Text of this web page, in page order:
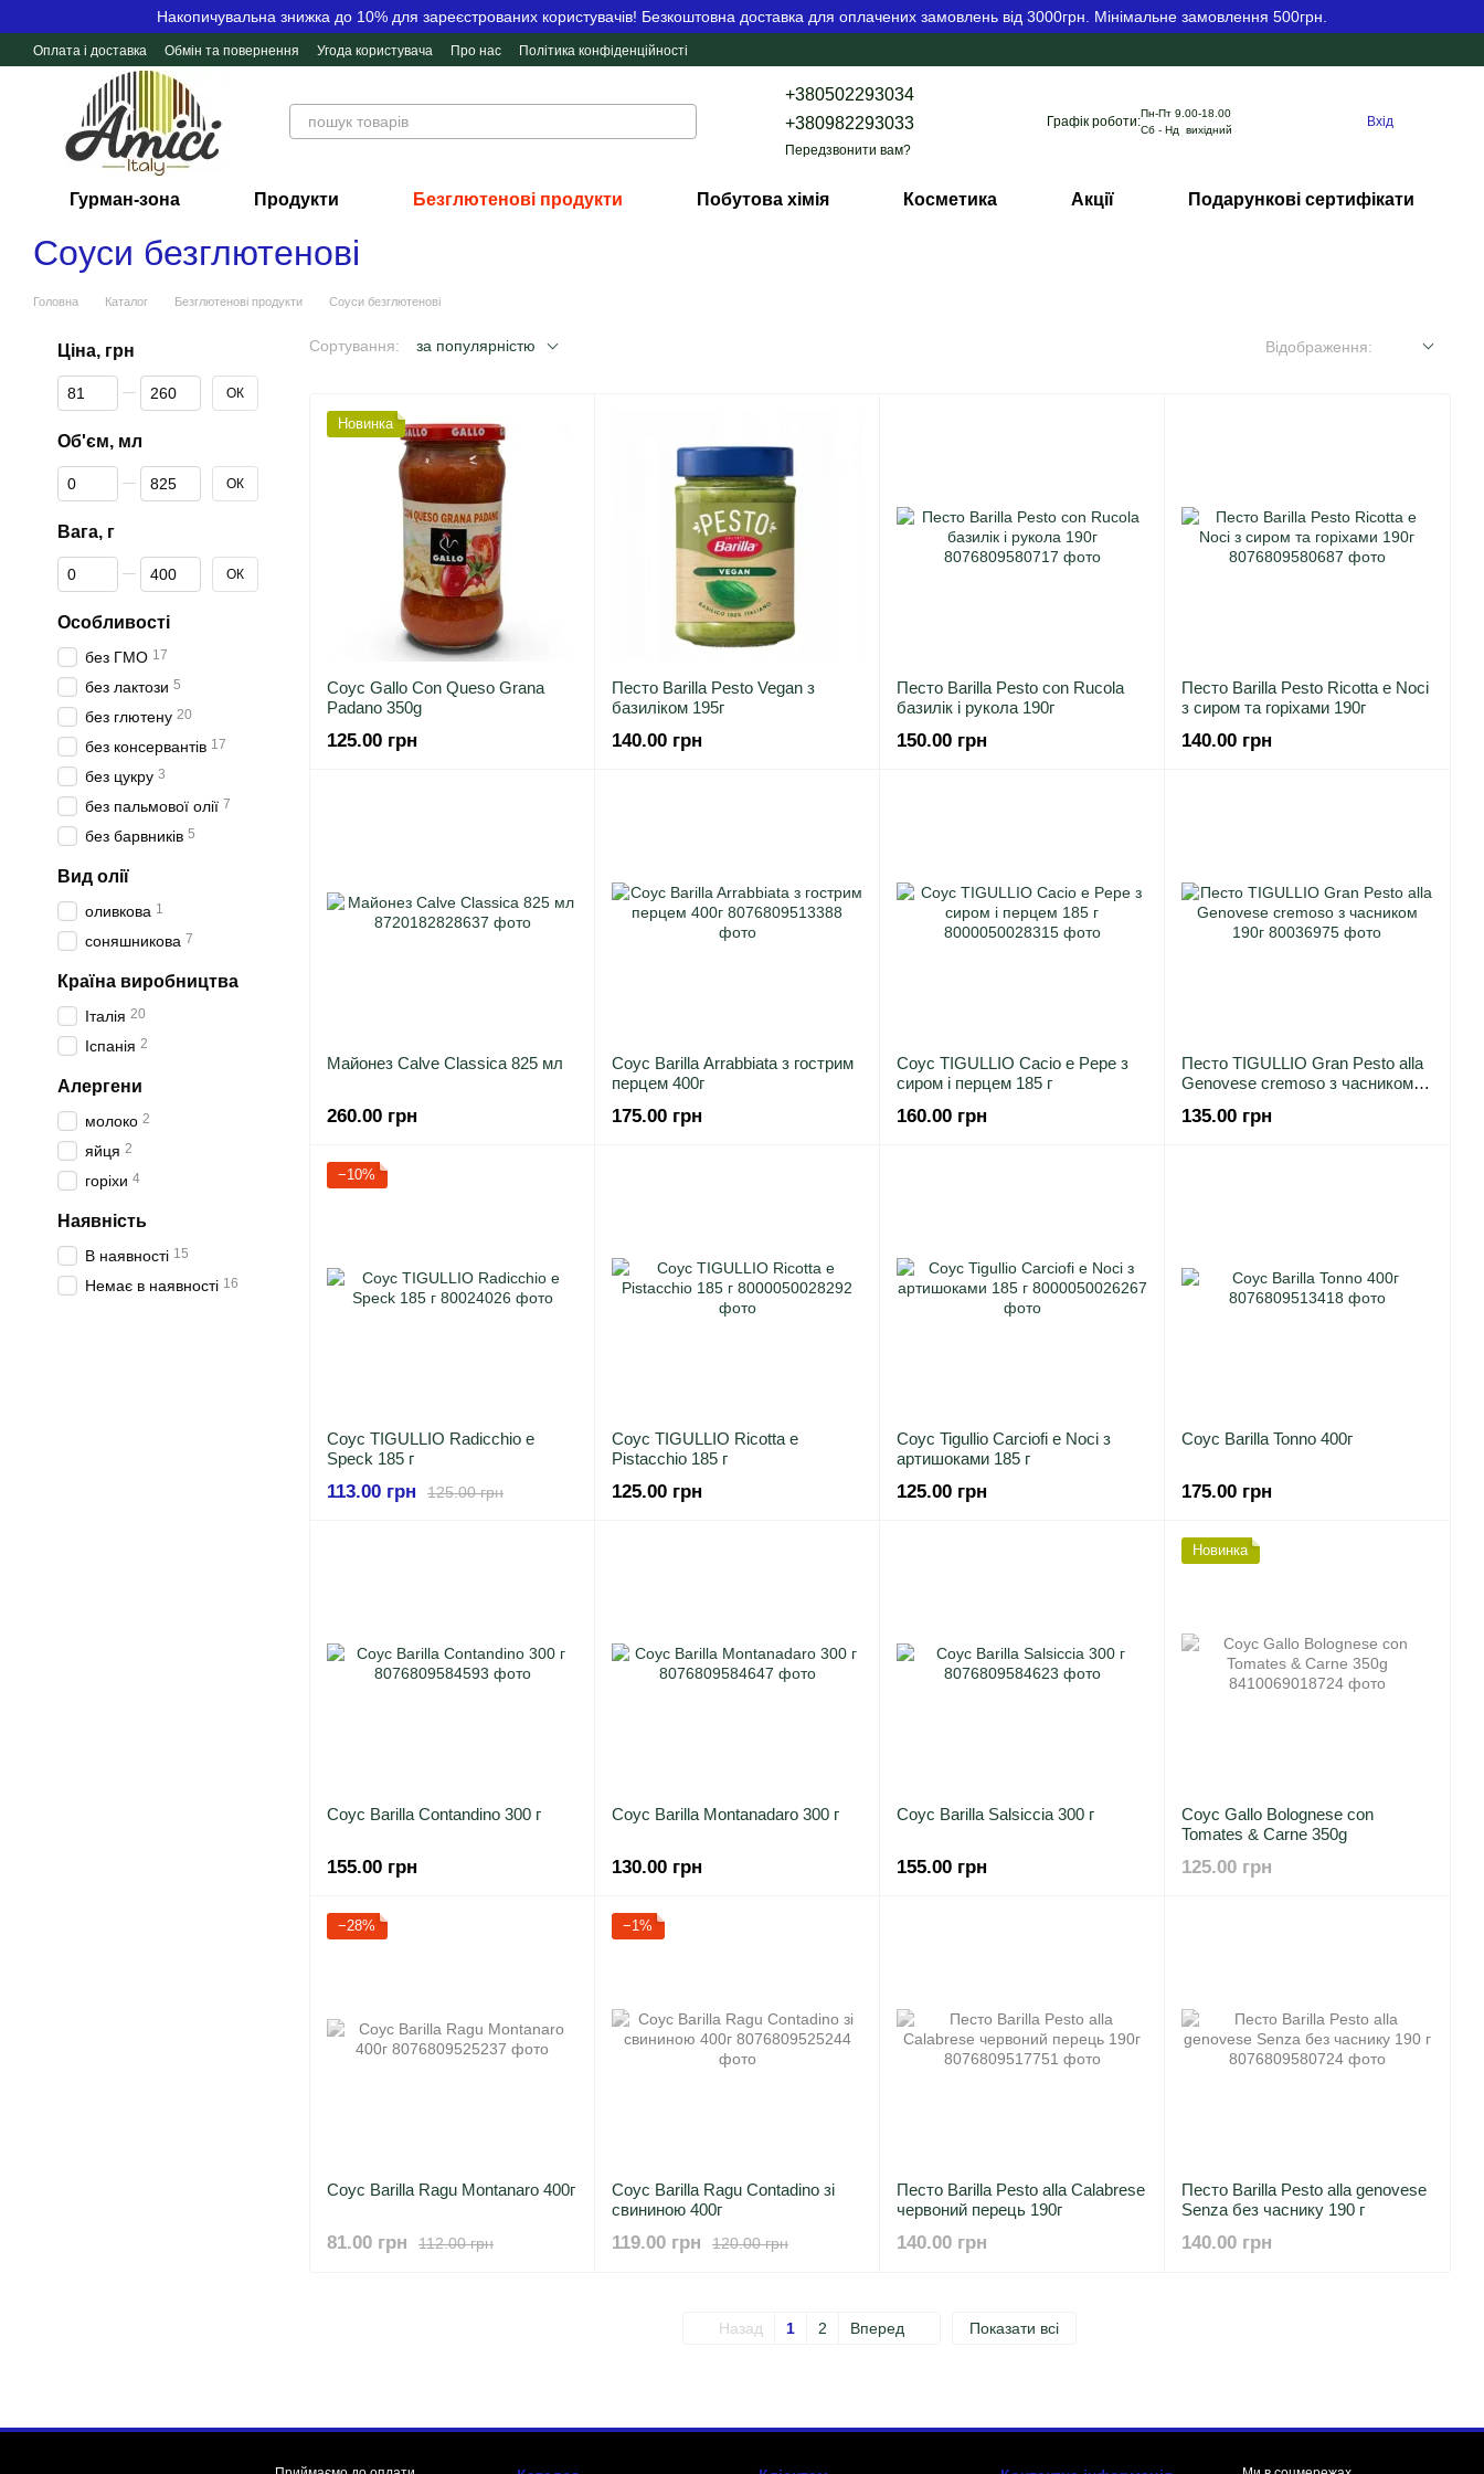
Перейти до основного контентуНакопичувальна знижка до 10% для зареєстрованих користувачів! Безкоштовна доставка для оплачених замовлень від 3000грн. Мінімальне замовлення 500грн.
Оплата і доставка Обмін та повернення Угода користувача Про нас
Політика конфіденційності
Контактна інформація
+380502293034
+380982293033
Передзвонити вам?
Графік роботи:Пн-Пт 9.00-18.00
Сб - Нд вихідний
Вхід
Гурман-зона Продукти Безглютенові продукти Побутова хімія Косметика Акції Подарункові сертифікати
Соуси безглютенові
Головна Каталог Безглютенові продукти Соуси безглютенові
Сортування: за популярністю Відображення:
Новинка
Соус Gallo Con Queso Grana
Padano 350g
125.00 грн
Песто Barilla Pesto Vegan з
базиліком 195г
140.00 грн
Песто Barilla Pesto con Rucola
базилік і рукола 190г
150.00 грн
Песто Barilla Pesto Ricotta e Noci
з сиром та горіхами 190г
140.00 грн
Майонез Calve Classica 825 мл
260.00 грн
Соус Barilla Arrabbiata з гострим
перцем 400г
175.00 грн
Соус TIGULLIO Cacio e Pepe з
сиром і перцем 185 г
160.00 грн
Песто TIGULLIO Gran Pesto alla
Genovese cremoso з часником
135.00 грн
−10%
Соус TIGULLIO Radicchio e
Speck 185 г
125.00 грн
113.00 грн
Соус TIGULLIO Ricotta e
Pistacchio 185 г
125.00 грн
Соус Tigullio Carciofi e Noci з
артишоками 185 г
125.00 грн
Соус Barilla Tonno 400г
175.00 грн
Соус Barilla Contandino 300 г
155.00 грн
Соус Barilla Montanadaro 300 г
130.00 грн
Соус Barilla Salsiccia 300 г
155.00 грн
Новинка
Соус Gallo Bolognese con
Tomates & Carne 350g
125.00 грн
−28%
Соус Barilla Ragu Montanaro 400г
112.00 грн
81.00 грн
−1%
Соус Barilla Ragu Contadino зі
свининою 400г
120.00 грн
119.00 грн
Песто Barilla Pesto alla Calabrese
червоний перець 190г
140.00 грн
Песто Barilla Pesto alla genovese
Senza без часнику 190 г
140.00 грн
Назад 1 2 Вперед Показати всі
Ціна, грн
Від Ціна, грн
До Ціна, грн ОК
Об'єм, мл
Від Об'єм, мл
До Об'єм, мл ОК
Вага, г
Від Вага, г
До Вага, г ОК
Особливості
без ГМО 17
без лактози 5
без глютену 20
без консервантів 17
без цукру 3
без пальмової олії 7
без барвників 5
Вид олії
оливкова 1
соняшникова 7
Країна виробництва
Італія 20
Іспанія 2
Алергени
молоко 2
яйця 2
горіхи 4
Наявність
В наявності 15
Немає в наявності 16